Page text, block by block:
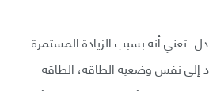
تعني أنه بسبب الزيادة المستمرة
إلى نفس وضعية الطاقة، الطاقة